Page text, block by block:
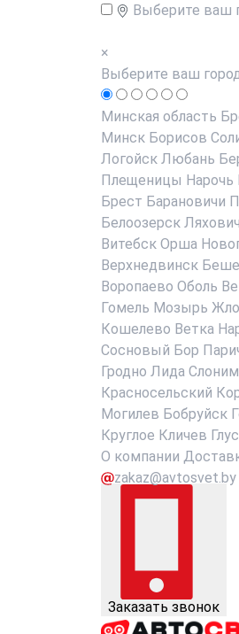
Выберите ваш
×
Выберите ваш
Минская область
Минск Борисов
Логойск Любань
Плещеницы Нарочь
Брест Барановичи
Белоозерск
Витебск Орша
Верхнедвинск
Воропаево Оболь
Гомель Мозырь
Кошелево Ветка
Сосновый Бор
Гродно Лида Слоним
Красносельский
Могилев Бобруйск
Круглое Кличев
О компании
zakaz@avtosvet.by
Заказать звонок